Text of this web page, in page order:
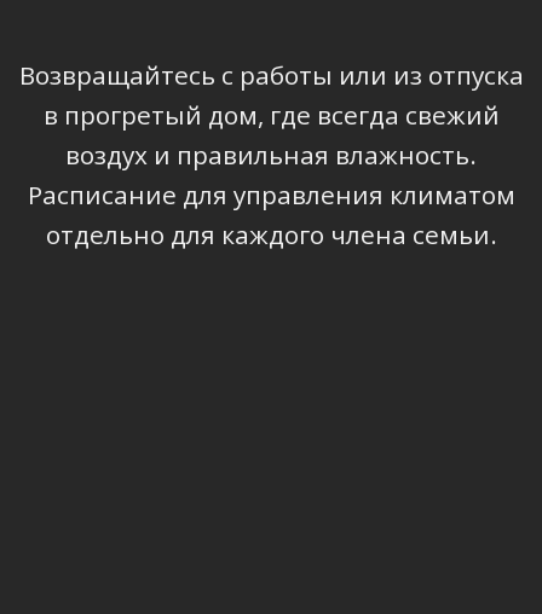
Возвращайтесь с работы или из отпуска
в прогретый дом, где всегда свежий
воздух и правильная влажность.
Расписание для управления климатом
отдельно для каждого члена семьи.